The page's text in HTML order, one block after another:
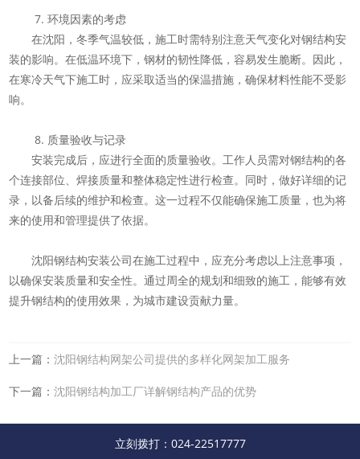
7. 环境因素的考虑
在沈阳，冬季气温较低，施工时需特别注意天气变化对钢结构安
装的影响。在低温环境下，钢材的韧性降低，容易发生脆断。因此，
在寒冷天气下施工时，应采取适当的保温措施，确保材料性能不受影
响。
8. 质量验收与记录
安装完成后，应进行全面的质量验收。工作人员需对钢结构的各
个连接部位、焊接质量和整体稳定性进行检查。同时，做好详细的记
录，以备后续的维护和检查。这一过程不仅能确保施工质量，也为将
来的使用和管理提供了依据。
沈阳钢结构安装公司在施工过程中，应充分考虑以上注意事项，
以确保安装质量和安全性。通过周全的规划和细致的施工，能够有效
提升钢结构的使用效果，为城市建设贡献力量。
上一篇：沈阳钢结构网架公司提供的多样化网架加工服务
下一篇：沈阳钢结构加工厂详解钢结构产品的优势
立刻拨打：024-22517777